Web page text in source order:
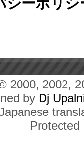
2000, 2002,
by Dj